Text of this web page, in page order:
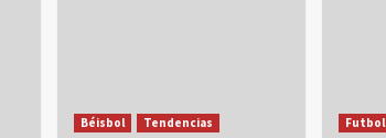
Béisbol Tendencias Futbol